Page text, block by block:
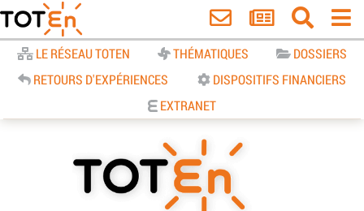
LE RÉSEAU TOTEN THÉMATIQUES
DOSSIERS
RETOURS D'EXPÉRIENCES
DISPOSITIFS FINANCIERS
EXTRANET